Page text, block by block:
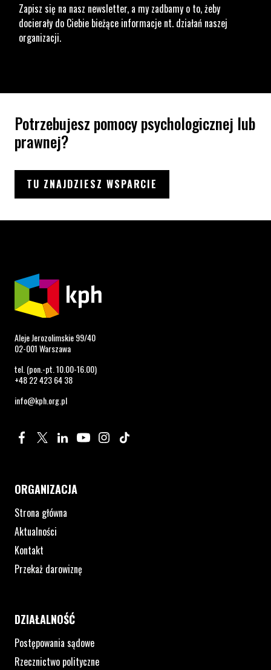
Zapisz się na nasz newsletter, a my zadbamy o to, żeby
docierały do Ciebie bieżące informacje nt. działań naszej
organizacji.
Potrzebujesz pomocy psychologicznej lub
prawnej?
TU ZNAJDZIESZ WSPARCIE
Aleje Jerozolimskie 99/40
02-001 Warszawa
tel. (pon.-pt. 10.00-16.00)
+48 22 423 64 38
info@kph.org.pl
Profil na Facebook. Strona otwiera się w nowym oknie.
Profil na Twitter. Strona otwiera się w nowym oknie.
Profil na LinkedIn. Strona otwiera się w nowym oknie.
Profil na YouTube. Strona otwiera się w nowym
Profil na Instagram. Strona otwiera się
ORGANIZACJA
Strona główna
Aktualności
Kontakt
Przekaż darowiznę
DZIAŁALNOŚĆ
Postępowania sądowe
Rzecznictwo polityczne